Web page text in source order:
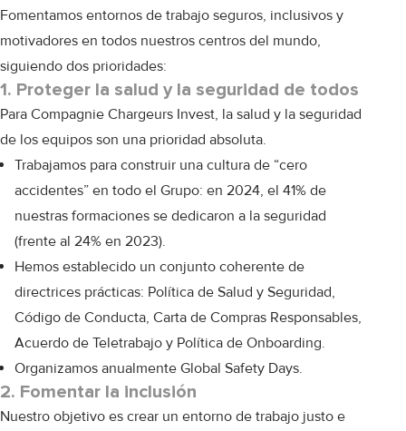
Fomentamos entornos de trabajo seguros, inclusivos y
motivadores en todos nuestros centros del mundo,
siguiendo dos prioridades:
1. Proteger la salud y la seguridad de todos
Para Compagnie Chargeurs Invest, la salud y la seguridad
de los equipos son una prioridad absoluta.
Trabajamos para construir una cultura de “cero
accidentes” en todo el Grupo: en 2024, el 41% de
nuestras formaciones se dedicaron a la seguridad
(frente al 24% en 2023).
Hemos establecido un conjunto coherente de
directrices prácticas: Política de Salud y Seguridad,
Código de Conducta, Carta de Compras Responsables,
Acuerdo de Teletrabajo y Política de Onboarding.
Organizamos anualmente Global Safety Days.
2. Fomentar la inclusión
Nuestro objetivo es crear un entorno de trabajo justo e